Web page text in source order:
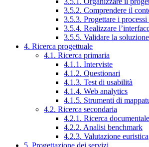
3.5.2. Comprendere il
3.5.3. Progettare i processi
3.5.4. Realizzare
3.5.5. Validare la
4. Ricerca progettuale
4.1. Ricerca primaria
4.1.1. Interviste
4.1.2. Questionari
4.1.3. Test di usabilità
4.1.4. Web analytics
4.1.5. Strumenti di
4.2. Ricerca secondaria
4.2.1. Ricerca documentale
4.2.2. Analisi benchmark
4.2.3. Valutazione euristica
5. Progettazione dei servizi